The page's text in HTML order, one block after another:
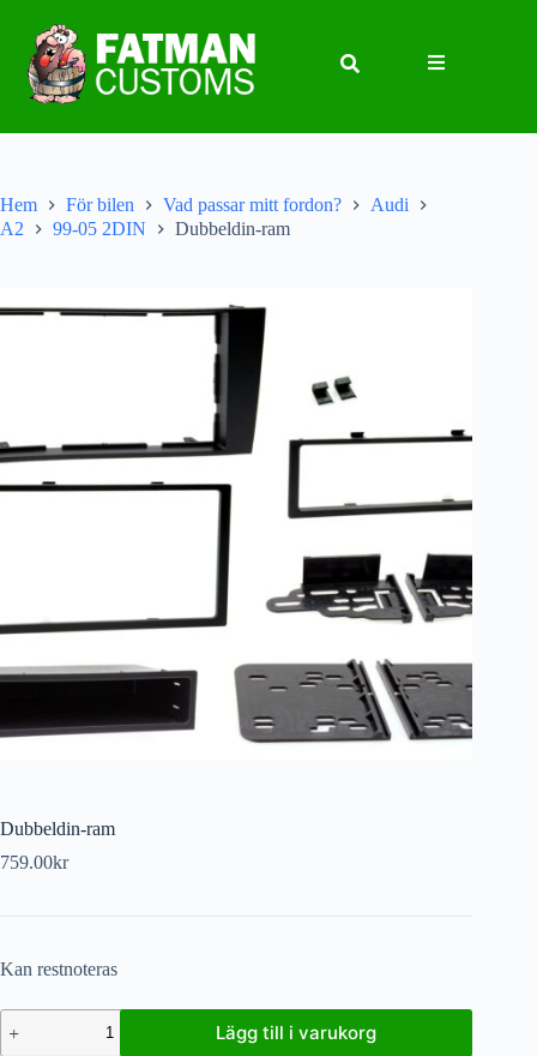
Hem För bilen Vad passar mitt fordon?
Audi
A2
99-05 2DIN Dubbeldin-ram
Dubbeldin-ram
759.00kr
Kan restnoteras
Lägg till i varukorg